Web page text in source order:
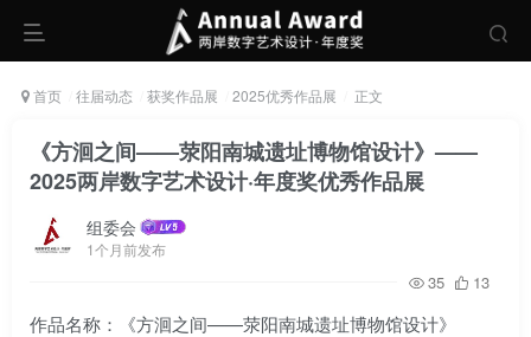
首页 往届动态 获奖作品展 2025优秀作品展 正文
《方洄之间——荥阳南城遗址博物馆设计》——
2025两岸数字艺术设计·年度奖优秀作品展
组委会
1个月前发布
35 13
作品名称：《方洄之间——荥阳南城遗址博物馆设计》